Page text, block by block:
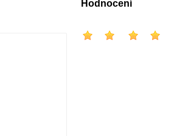
Hodnocení